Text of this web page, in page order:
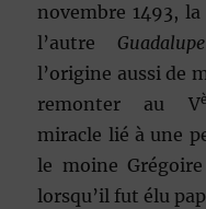
novembre 1493, la
l’autre Guadalupe
l’origine aussi de
remonter au V
miracle lié à une
le moine
lorsqu’il fut élu